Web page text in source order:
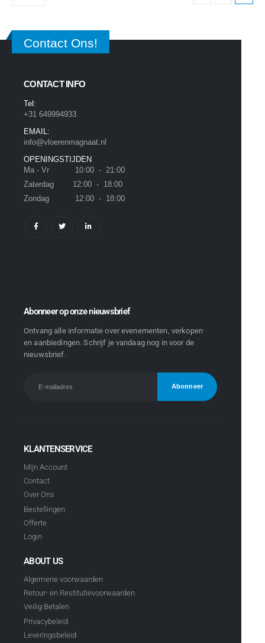
Contact Ons!
CONTACT INFO
Tel:
+31 649994933
EMAIL:
info@vloerenmagnaat.nl
OPENINGSTIJDEN
Ma - Vr 10:00 - 21:00
Zaterdag 12:00 - 18:00
Zondag 12:00 - 18:00
Abonneer op onze nieuwsbrief
Ontvang alle informatie over evenementen, verkopen
en aanbiedingen. Schrijf je vandaag nog in voor de
nieuwsbrief.
KLANTENSERVICE
Mijn Account
Contact
Over Ons
Bestellingen
Offerte
Login
ABOUT US
Algemene voorwaarden
Retour- en Restitutievoorwaarden
Veilig Betalen
Privacybeleid
Leveringsbeleid